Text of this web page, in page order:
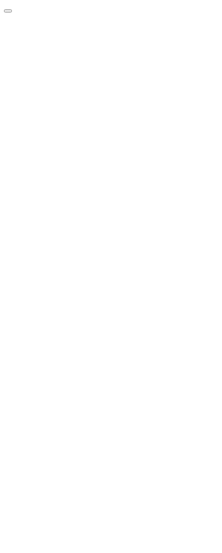
Skip